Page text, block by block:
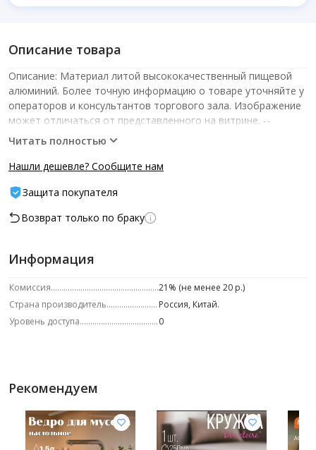
Описание товара
Описание: Материал литой высококачественный пищевой
алюминий. Более точную информацию о товаре уточняйте у
операторов и консультантов торгового зала. Изображение
может отличаться от представленного на витрине.­ --
Характеристики -- ед.изм.: шт шт/уп: 1
Читать полностью
Нашли дешевле? Сообщите нам
Защита покупателя
Возврат только по браку
Информация
Комиссия
21% (не менее 20 р.)
Страна производитель
Россия, Китай.
Уровень доступа
0
Рекомендуем